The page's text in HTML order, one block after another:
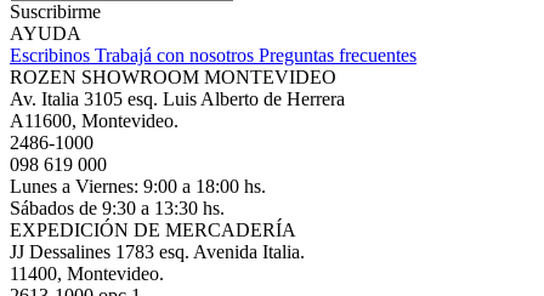
Suscribirme
AYUDA
Escribinos Trabajá con nosotros Preguntas frecuentes
ROZEN SHOWROOM MONTEVIDEO
Av. Italia 3105 esq. Luis Alberto de Herrera
A11600, Montevideo.
2486-1000
098 619 000
Lunes a Viernes: 9:00 a 18:00 hs.
Sábados de 9:30 a 13:30 hs.
EXPEDICIÓN DE MERCADERÍA
JJ Dessalines 1783 esq. Avenida Italia.
11400, Montevideo.